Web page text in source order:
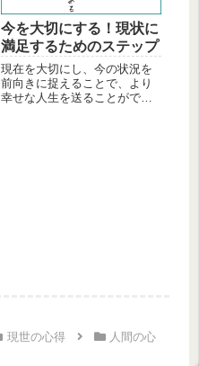
今を大切にする！現状に
満足するためのステップ
現在を大切にし、今の状況を
前向きに捉えることで、より
幸せな人生を送ることができ
現世の心得
人間の心